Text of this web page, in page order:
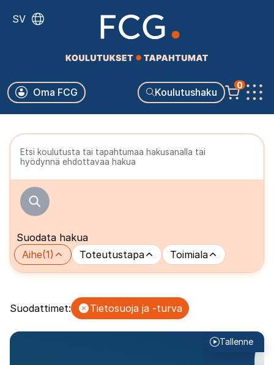
pääsisältöön
SV
Koulutushaku
Käyttäjävalikko
Oma FCG
0
Päävalikko
Etsi koulutusta tai tapahtumaa hakusanalla tai
hyödynnä ehdottavaa hakua
Suodata hakua
Aihe(1) Toteutustapa Toimiala
Suodattimet: Tietosuoja ja -turva
Tallenne